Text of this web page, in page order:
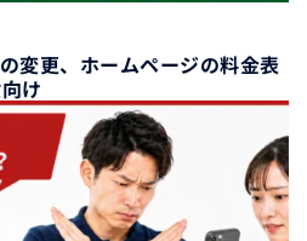
変更、ホームページの料金表
け